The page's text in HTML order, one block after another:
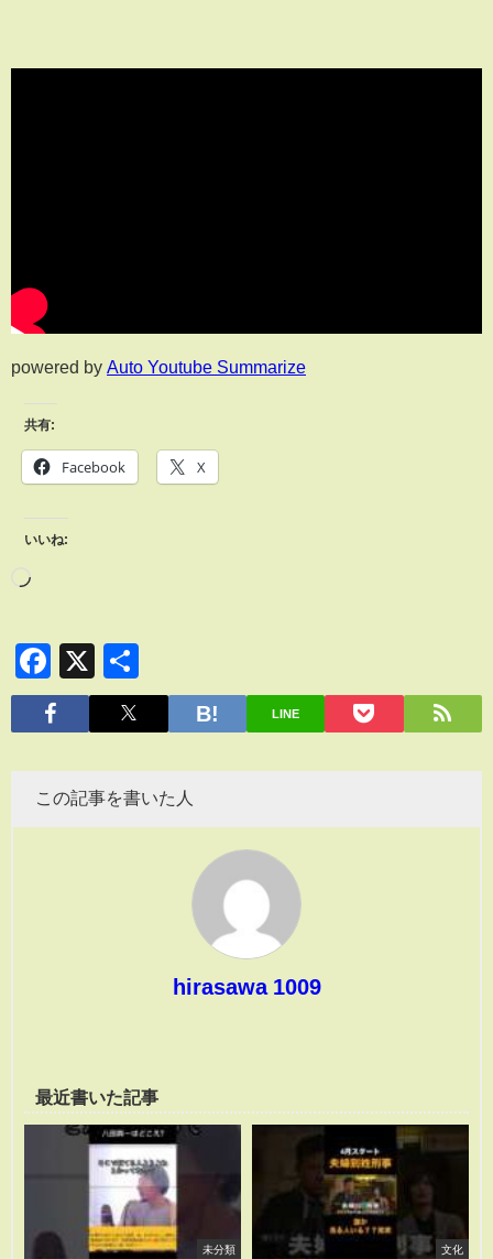
powered by Auto Youtube Summarize
共有:
Facebook X
いいね:
Facebook
X
有
LINE
この記事を書いた人
hirasawa 1009
最近書いた記事
未分類 文化